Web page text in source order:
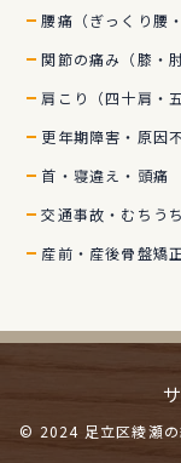
腰痛（ぎっくり腰
関節の痛み（膝・
肩こり（四十肩・
更年期障害・原因
首・寝違え・頭痛
交通事故・むちうち
産前・産後骨盤矯正
© 2024 足立区綾瀬